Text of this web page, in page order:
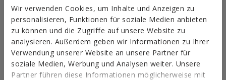
Wir verwenden Cookies, um Inhalte und Anzeigen zu
personalisieren, Funktionen für soziale Medien anbieten
zu können und die Zugriffe auf unsere Website zu
analysieren. Außerdem geben wir Informationen zu Ihrer
Verwendung unserer Website an unsere Partner für
soziale Medien, Werbung und Analysen weiter. Unsere
Partner führen diese Informationen möglicherweise mit
METALLANKER
BEFESTIGUNGEN FÜR STAHLKONSTRUKTIONEN
CHEMISCHE BEFESTIGUNGSLÖSUNGEN
NYLONDÜBEL